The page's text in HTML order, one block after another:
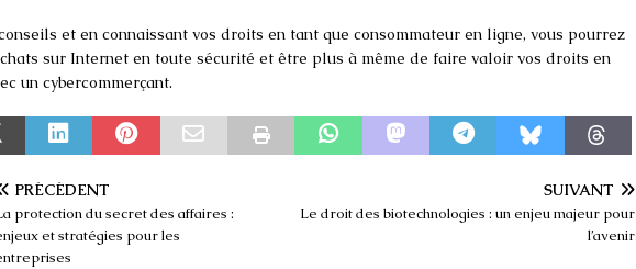
et en connaissant vos droits en tant que consommateur en ligne, vous pourrez
sur Internet en toute sécurité et être plus à même de faire valoir vos droits en
un cybercommerçant.
PRÉCÉDENT
protection du secret des affaires :
et stratégies pour les
SUIVANT
Le droit des biotechnologies : un enjeu majeur pour
l’avenir